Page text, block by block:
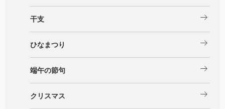
干支 arrow_right_alt
ひなまつり arrow_right_alt
端午の節句 arrow_right_alt
クリスマス arrow_right_alt